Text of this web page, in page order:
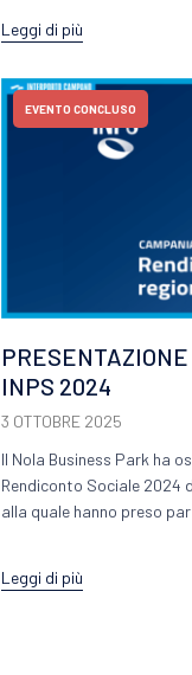
Leggi di più
EVENTO CONCLUSO
INPS 2024
3 OTTOBRE 2025
Il Nola Business Park ha
Rendiconto Sociale 2024
alla quale hanno preso
Leggi di più